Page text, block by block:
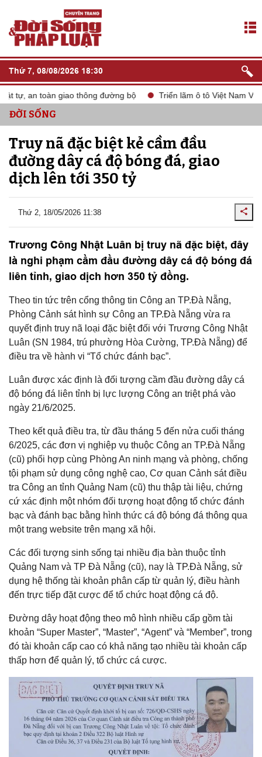
Thứ 7, 08/08/2026 18:30
an toàn giao thông đường bộ Triển lãm ô tô Việt Nam VMS
ĐỜI SỐNG
Truy nã đặc biệt kẻ cầm đầu
đường dây cá độ bóng đá, giao
dịch lên tới 350 tỷ
Thứ 2, 18/05/2026 11:38
Trương Công Nhật Luân bị truy nã đặc biệt, đây
là nghi phạm cầm đầu đường dây cá độ bóng đá
liên tỉnh, giao dịch hơn 350 tỷ đồng.
Theo tin tức trên cổng thông tin Công an TP.Đà Nẵng,
Phòng Cảnh sát hình sự Công an TP.Đà Nẵng vừa ra
quyết định truy nã loại đặc biệt đối với Trương Công Nhật
Luân (SN 1984, trú phường Hòa Cường, TP.Đà Nẵng) để
điều tra về hành vi “Tổ chức đánh bạc”.
Luân được xác định là đối tượng cầm đầu đường dây cá
độ bóng đá liên tỉnh bị lực lượng Công an triệt phá vào
ngày 21/6/2025.
Theo kết quả điều tra, từ đầu tháng 5 đến nửa cuối tháng
6/2025, các đơn vị nghiệp vụ thuộc Công an TP.Đà Nẵng
(cũ) phối hợp cùng Phòng An ninh mạng và phòng, chống
tội phạm sử dụng công nghệ cao, Cơ quan Cảnh sát điều
tra Công an tỉnh Quảng Nam (cũ) thu thập tài liệu, chứng
cứ xác định một nhóm đối tượng hoạt động tổ chức đánh
bạc và đánh bạc bằng hình thức cá độ bóng đá thông qua
một trang website trên mạng xã hội.
Các đối tượng sinh sống tại nhiều địa bàn thuộc tỉnh
Quảng Nam và TP Đà Nẵng (cũ), nay là TP.Đà Nẵng, sử
dụng hệ thống tài khoản phân cấp từ quản lý, điều hành
đến trực tiếp đặt cược để tổ chức hoạt động cá độ.
Đường dây hoạt động theo mô hình nhiều cấp gồm tài
khoản “Super Master”, “Master”, “Agent” và “Member”, trong
đó tài khoản cấp cao có khả năng tạo nhiều tài khoản cấp
thấp hơn để quản lý, tổ chức cá cược.